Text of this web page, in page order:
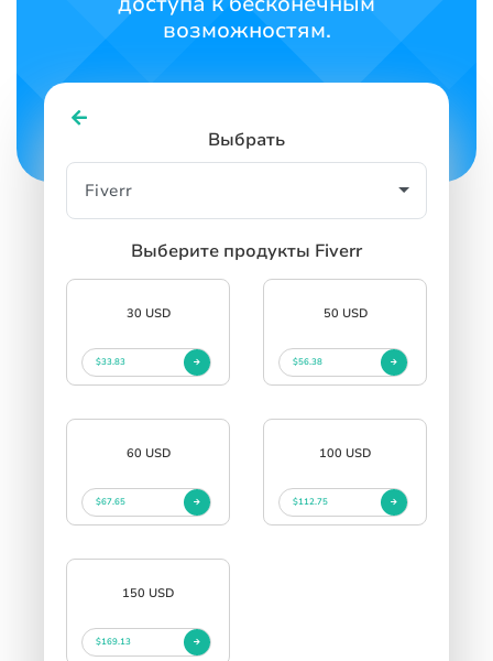
SIGN UP
возможностям.
Выбрать
Выберите продукты Fiverr
30 USD
$33.83
50 USD
$56.38
60 USD
$67.65
100 USD
$112.75
150 USD
$169.13